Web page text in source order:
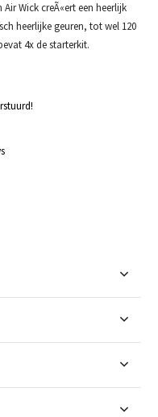
Wick creÃ«ert een heerlijk
heerlijke geuren, tot wel 120
4x de starterkit.